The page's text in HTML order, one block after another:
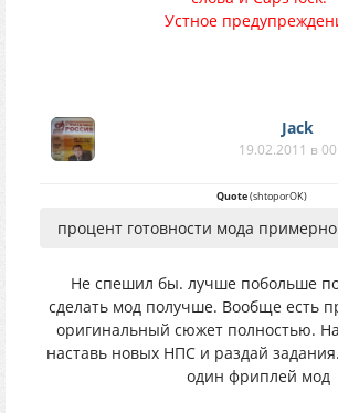
Устное
Jack
19.02.2011 в
Quote(shtoporOK)
процент готовности мода
Не спешил бы. лучше побольше
сделать мод получше. Вообще есть
оригинальный сюжет полностью.
наставь новых НПС и раздай
один фриплей мод